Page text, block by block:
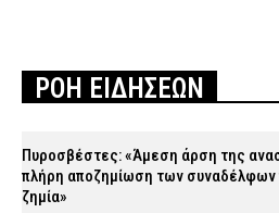
ΡΟΗ ΕΙΔΗΣΕΩΝ
Πυροσβέστες: «Άμεση άρση της
πλήρη αποζημίωση των συναδέλφων
ζημία»